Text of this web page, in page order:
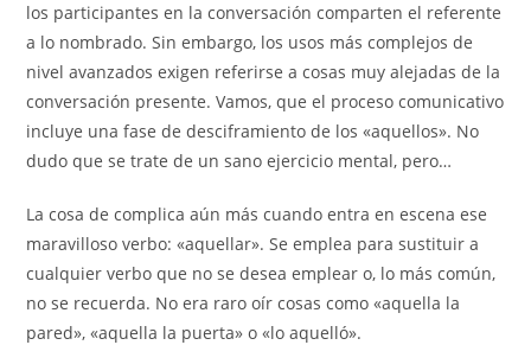
los participantes en la conversación comparten el referente
a lo nombrado. Sin embargo, los usos más complejos de
nivel avanzados exigen referirse a cosas muy alejadas de la
conversación presente. Vamos, que el proceso comunicativo
incluye una fase de desciframiento de los «aquellos». No
dudo que se trate de un sano ejercicio mental, pero…
La cosa de complica aún más cuando entra en escena ese
maravilloso verbo: «aquellar». Se emplea para sustituir a
cualquier verbo que no se desea emplear o, lo más común,
no se recuerda. No era raro oír cosas como «aquella la
pared», «aquella la puerta» o «lo aquelló».